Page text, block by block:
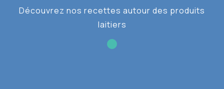
Découvrez nos recettes autour des produits
laitiers